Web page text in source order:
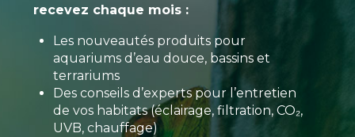
recevez chaque mois :
Les nouveautés produits pour
aquariums d’eau douce, bassins et
terrariums
Des conseils d’experts pour l’entretien
de vos habitats (éclairage, filtration, CO₂,
UVB, chauffage)